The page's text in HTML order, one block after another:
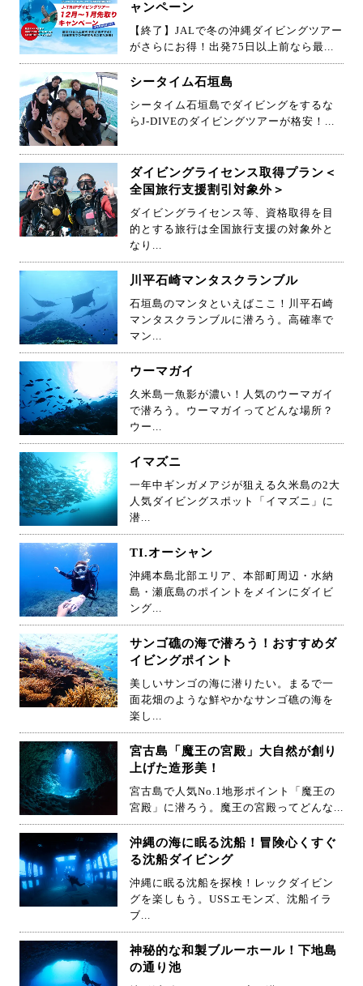
ャンペーン
【終了】JALで冬の沖縄ダイビングツアー
がさらにお得！出発75日以上前なら最...
シータイム石垣島
シータイム石垣島でダイビングをするな
らJ-DIVEのダイビングツアーが格安！...
ダイビングライセンス取得プラン＜
全国旅行支援割引対象外＞
ダイビングライセンス等、資格取得を目
的とする旅行は全国旅行支援の対象外と
なり...
川平石崎マンタスクランブル
石垣島のマンタといえばここ！川平石崎
マンタスクランブルに潜ろう。高確率で
マン...
ウーマガイ
久米島一魚影が濃い！人気のウーマガイ
で潜ろう。ウーマガイってどんな場所？
ウー...
イマズニ
一年中ギンガメアジが狙える久米島の2大
人気ダイビングスポット「イマズニ」に
潜...
TI.オーシャン
沖縄本島北部エリア、本部町周辺・水納
島・瀬底島のポイントをメインにダイビ
ング...
サンゴ礁の海で潜ろう！おすすめダ
イビングポイント
美しいサンゴの海に潜りたい。まるで一
面花畑のような鮮やかなサンゴ礁の海を
楽し...
宮古島「魔王の宮殿」大自然が創り
上げた造形美！
宮古島で人気No.1地形ポイント「魔王の
宮殿」に潜ろう。魔王の宮殿ってどんな...
沖縄の海に眠る沈船！冒険心くすぐ
る沈船ダイビング
沖縄に眠る沈船を探検！レックダイビン
グを楽しもう。USSエモンズ、沈船イラ
ブ...
神秘的な和製ブルーホール！下地島
の通り池